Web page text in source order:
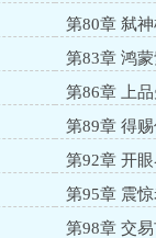
第80章 弑
第83章 鸿
第86章 上
第89章 得
第92章 开
第95章 震
第98章 交